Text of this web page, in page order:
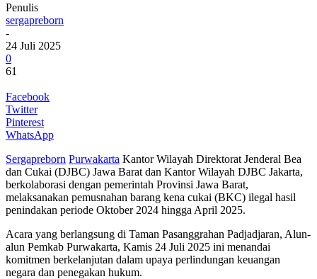
Penulis
sergapreborn
-
24 Juli 2025
0
61
Facebook
Twitter
Pinterest
WhatsApp
Sergapreborn Purwakarta Kantor Wilayah Direktorat Jenderal Bea
dan Cukai (DJBC) Jawa Barat dan Kantor Wilayah DJBC Jakarta,
berkolaborasi dengan pemerintah Provinsi Jawa Barat,
melaksanakan pemusnahan barang kena cukai (BKC) ilegal hasil
penindakan periode Oktober 2024 hingga April 2025.
Acara yang berlangsung di Taman Pasanggrahan Padjadjaran, Alun-
alun Pemkab Purwakarta, Kamis 24 Juli 2025 ini menandai
komitmen berkelanjutan dalam upaya perlindungan keuangan
negara dan penegakan hukum.